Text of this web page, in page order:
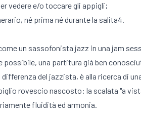
vedere e/o toccare gli appigli;
né prima né durante la salita4.
un sassofonista jazz in una jam
una partitura già ben
del jazzista, è alla ricerca di
rovescio nascosto: la scalata "a
fluidità ed armonia.